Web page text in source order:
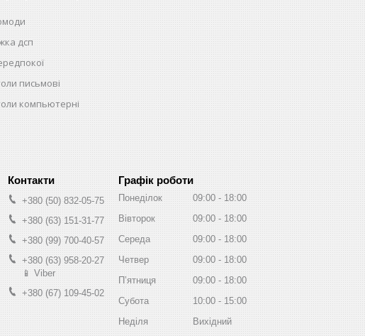
дсп
письмові
компьютерні
+380 (50) 832-05-75
+380 (63) 151-31-77
+380 (99) 700-40-57
+380 (63) 958-20-27
📱 Viber
+380 (67) 109-45-02
Графік роботи
Понеділок 09:00
18:00
Вівторок
09:00
18:00
Середа
09:00
18:00
Четвер
09:00
18:00
Пʼятниця
09:00
18:00
Субота
10:00
15:00
Неділя
Вихідний